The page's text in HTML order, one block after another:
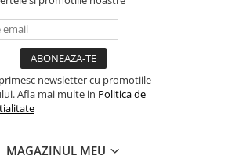
newsletter cu promotiile
Afla mai multe in Politica de
MAGAZINUL MEU